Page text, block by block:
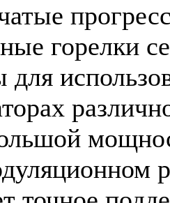
горелки
для